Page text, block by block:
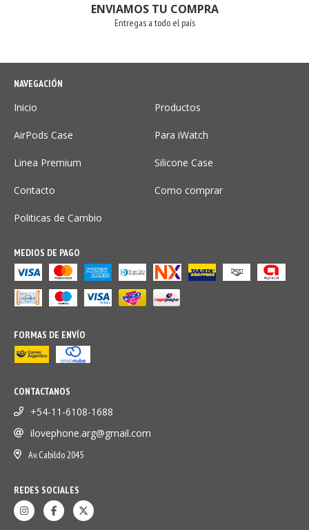
ENVIAMOS TU COMPRA
Entregas a todo el país
NAVEGACIÓN
Inicio Productos
AirPods Case Para iWatch
Linea Premium Silicone Case
Contacto Como comprar
Politicas de Cambio
MEDIOS DE PAGO
FORMAS DE ENVÍO
CONTACTANOS
+54-11-6108-1688
ilovephone.arg@gmail.com
Av. Cabildo 2045
REDES SOCIALES